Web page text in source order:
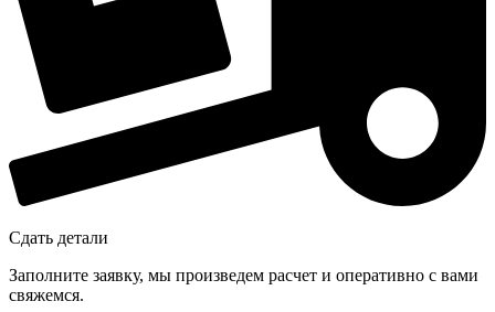
Сдать детали
Заполните заявку, мы произведем расчет и оперативно с вами
свяжемся.